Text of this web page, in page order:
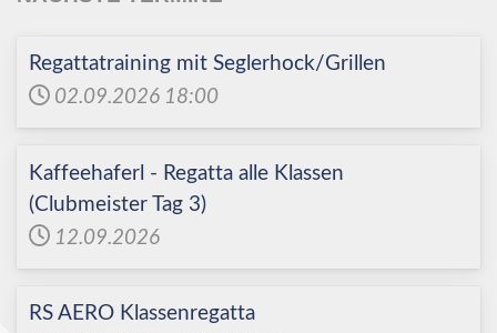
Regattatraining mit Seglerhock/Grillen
02.09.2026 18:00
Kaffeehaferl - Regatta alle Klassen
(Clubmeister Tag 3)
12.09.2026
RS AERO Klassenregatta